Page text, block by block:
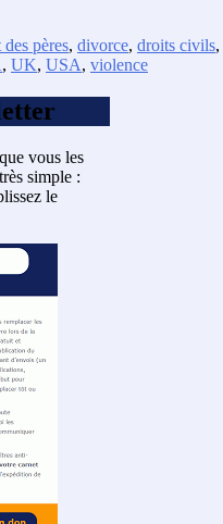
pères, divorce, droits civils,
, UK, USA, violence
vous les
simple :
le